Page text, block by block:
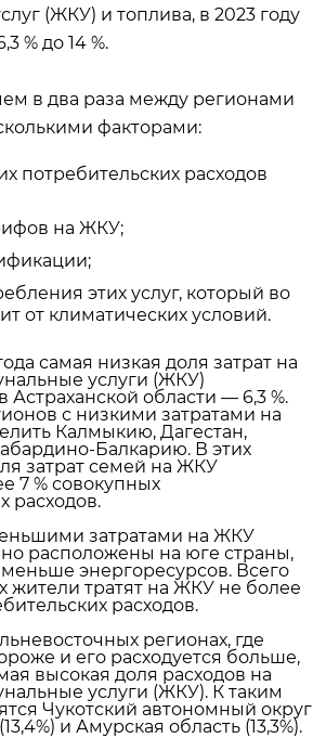
(ЖКУ) и топлива, в 2023 году
% до 14 %.
в два раза между регионами
факторами:
потребительских расходов
на ЖКУ;
этих услуг, который во
от климатических условий.
самая низкая доля затрат на
услуги (ЖКУ)
Астраханской области — 6,3 %.
с низкими затратами на
Калмыкию, Дагестан,
Балкарию. В этих
затрат семей на ЖКУ
7 % совокупных
расходов.
затратами на ЖКУ
расположены на юге страны,
меньше энергоресурсов. Всего
жители тратят на ЖКУ не более
расходов.
регионах, где
и его расходуется больше,
высокая доля расходов на
услуги (ЖКУ). К таким
Чукотский автономный округ
и Амурская область (13,3%).